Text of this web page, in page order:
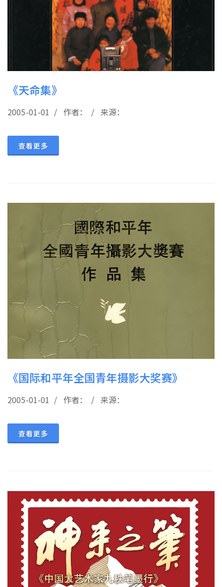
《天命集》
2005-01-01 / 作者： / 来源：
查看更多
《国际和平年全国青年摄影大奖赛》
2005-01-01 / 作者： / 来源：
查看更多